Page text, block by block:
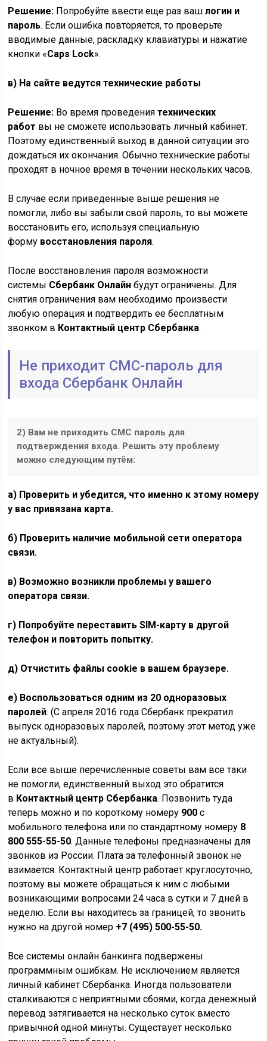
Решение: Попробуйте ввести еще раз вашлогин и
пароль. Если ошибка повторяется, то проверьте
вводимые данные, раскладку клавиатуры и нажатие
кнопки «Caps Lock».
в) На сайте ведутся технические работы
Решение: Во время проведениятехнических
работ вы не сможете использовать личный кабинет.
Поэтому единственный выход в данной ситуации это
дождаться их окончания. Обычно технические работы
проходят в ночное время в течении нескольких часов.
В случае если приведенные выше решения не
помогли, либо вы забыли свой пароль, то вы можете
восстановить его, используя специальную
форму восстановления пароля.
После восстановления пароля возможности
системы Сбербанк Онлайн будут ограничены. Для
снятия ограничения вам необходимо произвести
любую операция и подтвердить ее бесплатным
звонком в Контактный центр Сбербанка.
Не приходит СМС-пароль для
входа Сбербанк Онлайн
2) Вам не приходить СМС пароль для
подтверждения входа. Решить эту проблему
можно следующим путём:
а) Проверить и убедится, что именно к этому номеру
у вас привязана карта.
б) Проверить наличие мобильной сети оператора
связи.
в) Возможно возникли проблемы у вашего
оператора связи.
г) Попробуйте переставить SIM-карту в другой
телефон и повторить попытку.
д) Отчистить файлы cookie в вашем браузере.
е) Воспользоваться одним из 20 одноразовых
паролей. (С апреля 2016 года Сбербанк прекратил
выпуск одноразовых паролей, поэтому этот метод уже
не актуальный).
Если все выше перечисленные советы вам все таки
не помогли, единственный выход это обратится
в Контактный центр Сбербанка. Позвонить туда
теперь можно и по короткому номеру 900 с
мобильного телефона или по стандартному номеру 8
800 555-55-50. Данные телефоны предназначены для
звонков из России. Плата за телефонный звонок не
взимается. Контактный центр работает круглосуточно,
поэтому вы можете обращаться к ним с любыми
возникающими вопросами 24 часа в сутки и 7 дней в
неделю. Если вы находитесь за границей, то звонить
нужно на другой номер +7 (495) 500-55-50.
Все системы онлайн банкинга подвержены
программным ошибкам. Не исключением является
личный кабинет Сбербанка. Иногда пользователи
сталкиваются с неприятными сбоями, когда денежный
перевод затягивается на несколько суток вместо
привычной одной минуты. Существует несколько